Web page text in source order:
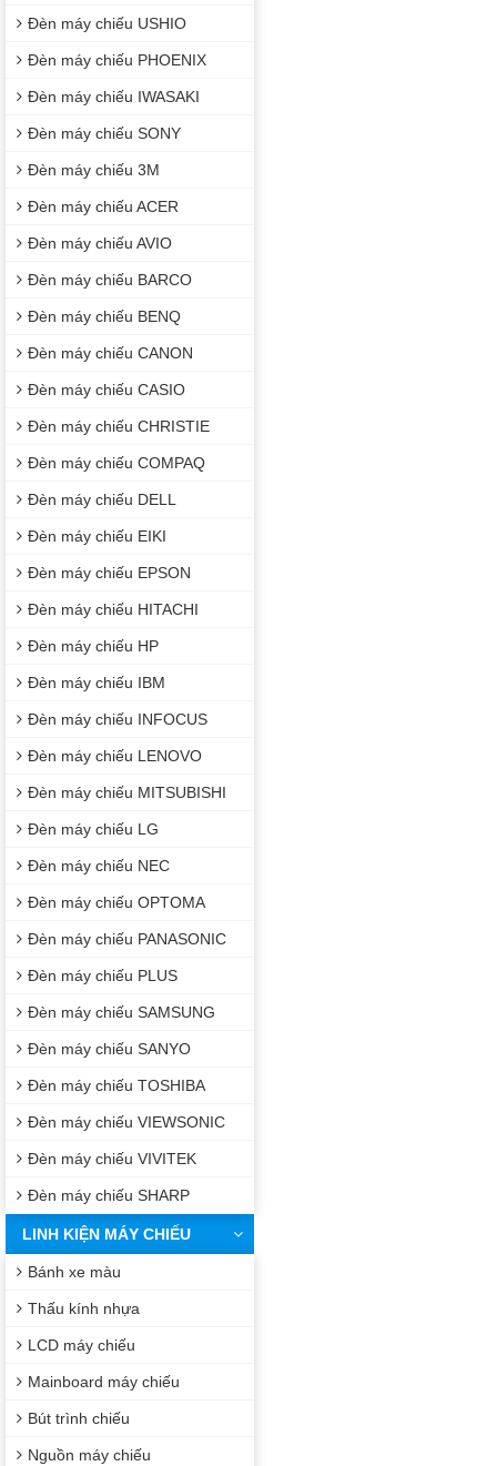
Đèn máy chiếu USHIO
Đèn máy chiếu PHOENIX
Đèn máy chiếu IWASAKI
Đèn máy chiếu SONY
Đèn máy chiếu 3M
Đèn máy chiếu ACER
Đèn máy chiếu AVIO
Đèn máy chiếu BARCO
Đèn máy chiếu BENQ
Đèn máy chiếu CANON
Đèn máy chiếu CASIO
Đèn máy chiếu CHRISTIE
Đèn máy chiếu COMPAQ
Đèn máy chiếu DELL
Đèn máy chiếu EIKI
Đèn máy chiếu EPSON
Đèn máy chiếu HITACHI
Đèn máy chiếu HP
Đèn máy chiếu IBM
Đèn máy chiếu INFOCUS
Đèn máy chiếu LENOVO
Đèn máy chiếu MITSUBISHI
Đèn máy chiếu LG
Đèn máy chiếu NEC
Đèn máy chiếu OPTOMA
Đèn máy chiếu PANASONIC
Đèn máy chiếu PLUS
Đèn máy chiếu SAMSUNG
Đèn máy chiếu SANYO
Đèn máy chiếu TOSHIBA
Đèn máy chiếu VIEWSONIC
Đèn máy chiếu VIVITEK
Đèn máy chiếu SHARP
LINH KIỆN MÁY CHIẾU
Bánh xe màu
Thấu kính nhựa
LCD máy chiếu
Mainboard máy chiếu
Bút trình chiếu
Nguồn máy chiếu